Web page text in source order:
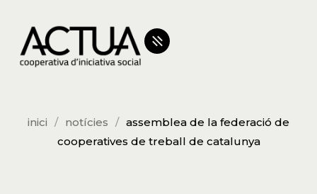
inici notícies
assemblea de la federació de
cooperatives de treball de catalunya